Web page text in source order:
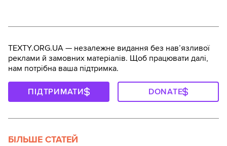
TEXTY.ORG.UA — незалежне видання без навʼязливої
реклами й замовних матеріалів. Щоб працювати далі,
нам потрібна ваша підтримка.
ПІДТРИМАТИ DONATE
БІЛЬШЕ СТАТЕЙ